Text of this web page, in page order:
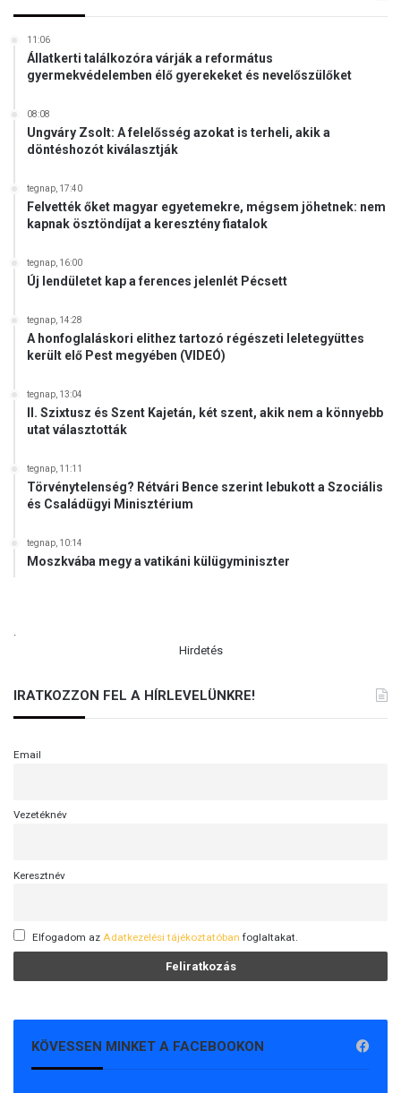
11:06
Állatkerti találkozóra várják a református
gyermekvédelemben élő gyerekeket és nevelőszülőket
08:08
Ungváry Zsolt: A felelősség azokat is terheli, akik a
döntéshozót kiválasztják
tegnap, 17:40
Felvették őket magyar egyetemekre, mégsem jöhetnek: nem
kapnak ösztöndíjat a keresztény fiatalok
tegnap, 16:00
Új lendületet kap a ferences jelenlét Pécsett
tegnap, 14:28
A honfoglaláskori elithez tartozó régészeti leletegyüttes
került elő Pest megyében (VIDEÓ)
tegnap, 13:04
II. Szixtusz és Szent Kajetán, két szent, akik nem a könnyebb
utat választották
tegnap, 11:11
Törvénytelenség? Rétvári Bence szerint lebukott a Szociális
és Családügyi Minisztérium
tegnap, 10:14
Moszkvába megy a vatikáni külügyminiszter
Hirdetés
IRATKOZZON FEL A HÍRLEVELÜNKRE!
Email
Vezetéknév
Keresztnév
Elfogadom az Adatkezelési tájékoztatóban foglaltakat.
KÖVESSEN MINKET A FACEBOOKON